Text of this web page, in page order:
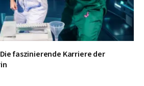
faszinierende Karriere der